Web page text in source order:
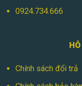
0924.734.666
Chính sách đổi trả